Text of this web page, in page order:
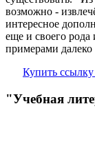
возможно -
интересное
еще и своего
примерами далеко
Купить ссылку
"Учебная